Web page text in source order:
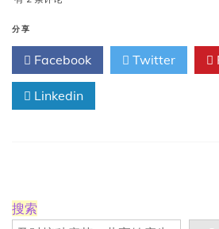
救
不
我
们”
(又
作
用”):
分享
Facebook Twitter
Linkedin
搜索